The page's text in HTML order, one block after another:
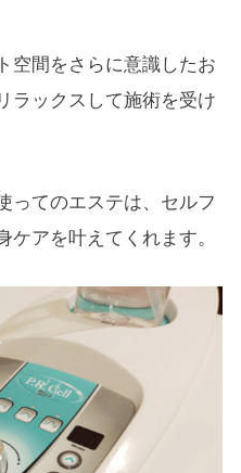
空間をさらに意識したお
ラックスして施術を受け
ってのエステは、セルフ
アを叶えてくれます。